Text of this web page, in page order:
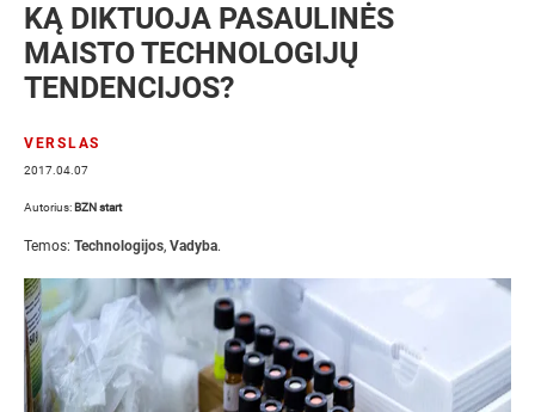
KĄ DIKTUOJA PASAULINĖS
MAISTO TECHNOLOGIJŲ
TENDENCIJOS?
VERSLAS
2017.04.07
Autorius: BZN start
Temos: Technologijos, Vadyba.